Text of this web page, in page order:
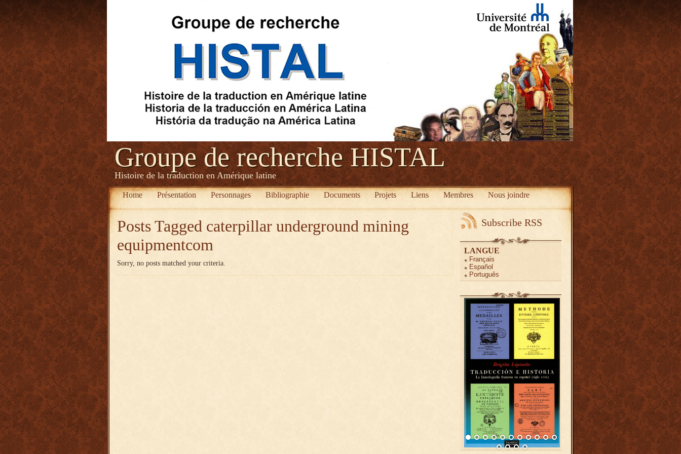
Groupe de recherche HISTAL
Histoire de la traduction en Amérique latine
Home Présentation Personnages Bibliographie Documents Projets Liens Membres Nous joindre
Posts Tagged caterpillar underground mining
equipmentcom
Sorry, no posts matched your criteria.
Subscribe RSS
LANGUE
Français
Español
Português